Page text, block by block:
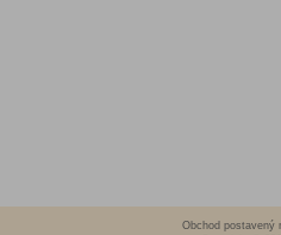
Obchod postavený